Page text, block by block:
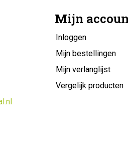
Mijn
Inloggen
Mijn bestellingen
Mijn verlanglijst
Vergelijk producten